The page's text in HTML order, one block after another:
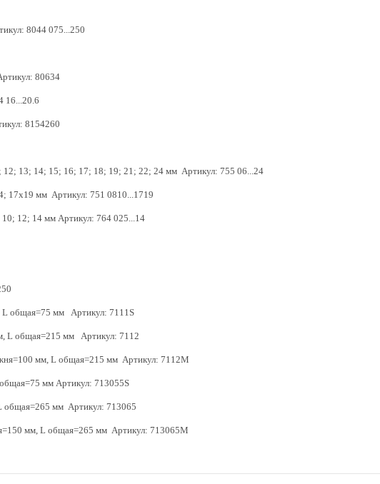
8044 075...250
80634
16...20.6
8154260
13; 14; 15; 16; 17; 18; 19; 21; 22; 24 мм Артикул: 755 06...24
17x19 мм Артикул: 751 0810...1719
12; 14 мм Артикул: 764 025...14
L общая=75 мм Артикул: 7111S
L общая=215 мм Артикул: 7112
мм, L общая=215 мм Артикул: 7112M
мм Артикул: 713055S
общая=265 мм Артикул: 713065
мм, L общая=265 мм Артикул: 713065M